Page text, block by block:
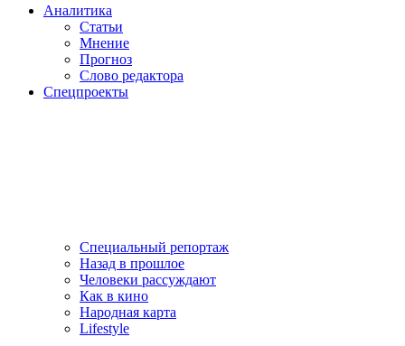
Аналитика
Статьи
Мнение
Прогноз
Cлово редактора
Спецпроекты
Специальный репортаж
Назад в прошлое
Человеки рассуждают
Как в кино
Народная карта
Lifestyle